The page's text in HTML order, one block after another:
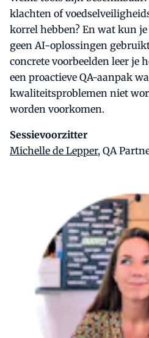
klachten of
korrel hebben? En wat kun
geen AI-oplossingen
concrete voorbeelden leer je
een proactieve QA-aanpak
kwaliteitsproblemen niet
worden voorkomen.
Sessievoorzitter
Michelle de Lepper, QA